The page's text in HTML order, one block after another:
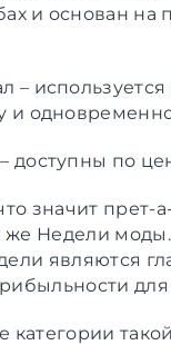
и основан на
–
и
доступны по
значит прет-
же Недели моды.
являются
категории